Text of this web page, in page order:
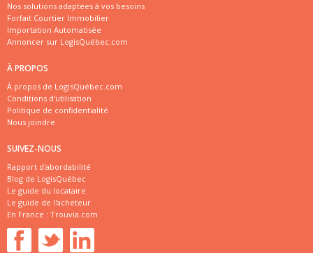
Nos solutions adaptées à vos besoins
Forfait Courtier Immobilier
Importation Automatisée
Annoncer sur LogisQuébec.com
À PROPOS
À propos de LogisQuébec.com
Conditions d'utilisation
Politique de confidentialité
Nous joindre
SUIVEZ-NOUS
Rapport d'abordabilité
Blog de LogisQuébec
Le guide du locataire
Le guide de l'acheteur
En France : Trouvia.com